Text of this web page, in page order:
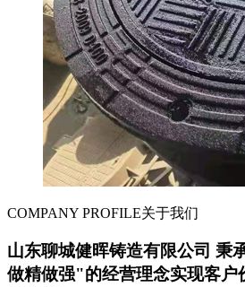
COMPANY PROFILE关于我们
山东聊城健晖铸造有限公司 秉
做精做强"的经营理念实现客户